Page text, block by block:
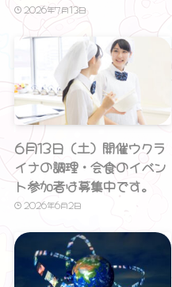
2026年7月13日
6月13日（土）開催ウクラ
イナの調理・会食のイベン
ト参加者は募集中です。
2026年6月2日